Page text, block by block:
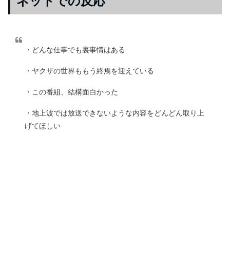
・どんな仕事でも裏事情はある
・ヤクザの世界ももう終焉を迎えている
・この番組、結構面白かった
・地上波では放送できないような内容をどんどん取り上
げてほしい